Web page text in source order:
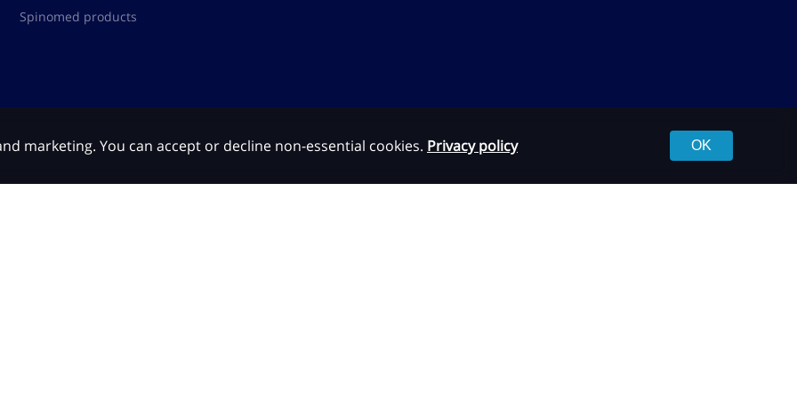
marketing. You can accept or decline non-essential cookies. Privacy policy OK
Spinomed products